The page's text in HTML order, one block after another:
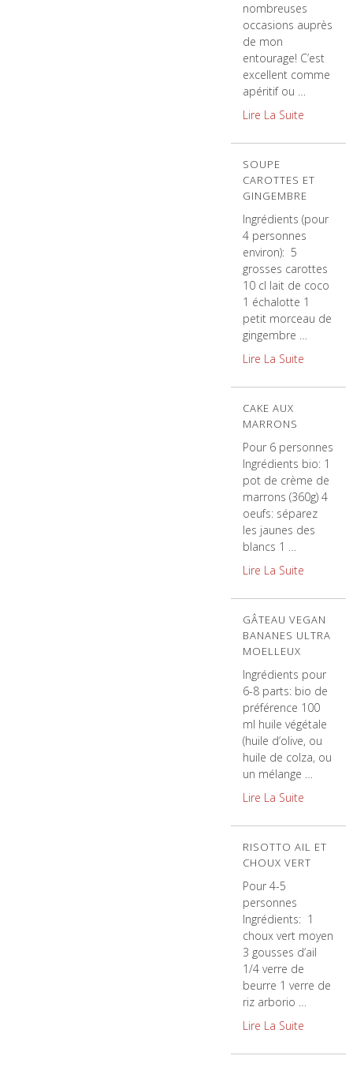
nombreuses
occasions auprès
de mon
entourage! C’est
excellent comme
apéritif ou …
Lire La Suite
SOUPE
CAROTTES ET
GINGEMBRE
Ingrédients (pour
4 personnes
environ): 5
grosses carottes
10 cl lait de coco
1 échalotte 1
petit morceau de
gingembre …
Lire La Suite
CAKE AUX
MARRONS
Pour 6 personnes
Ingrédients bio: 1
pot de crème de
marrons (360g) 4
oeufs: séparez
les jaunes des
blancs 1 …
Lire La Suite
GÂTEAU VEGAN
BANANES ULTRA
MOELLEUX
Ingrédients pour
6-8 parts: bio de
préférence 100
ml huile végétale
(huile d’olive, ou
huile de colza, ou
un mélange …
Lire La Suite
RISOTTO AIL ET
CHOUX VERT
Pour 4-5
personnes
Ingrédients: 1
choux vert moyen
3 gousses d’ail
1/4 verre de
beurre 1 verre de
riz arborio …
Lire La Suite